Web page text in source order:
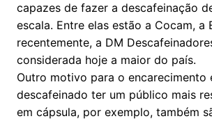
capazes de fazer a descafeinação
escala. Entre elas estão a Cocam, a
recentemente, a DM
considerada hoje a maior do país.
Outro motivo para o encarecimento
descafeinado ter um público mais
em cápsula, por exemplo, também